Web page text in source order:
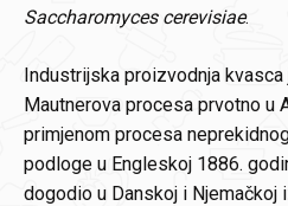
Saccharomyces cerevisiae.
Industrijska proizvodnja
Mautnerova procesa prvotno u
primjenom procesa
podloge u Engleskoj 1886.
dogodio u Danskoj i Njemačkoj